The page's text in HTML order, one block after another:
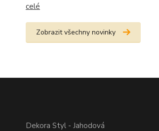
celé
Zobrazit všechny novinky
Dekora Styl - Jahodová